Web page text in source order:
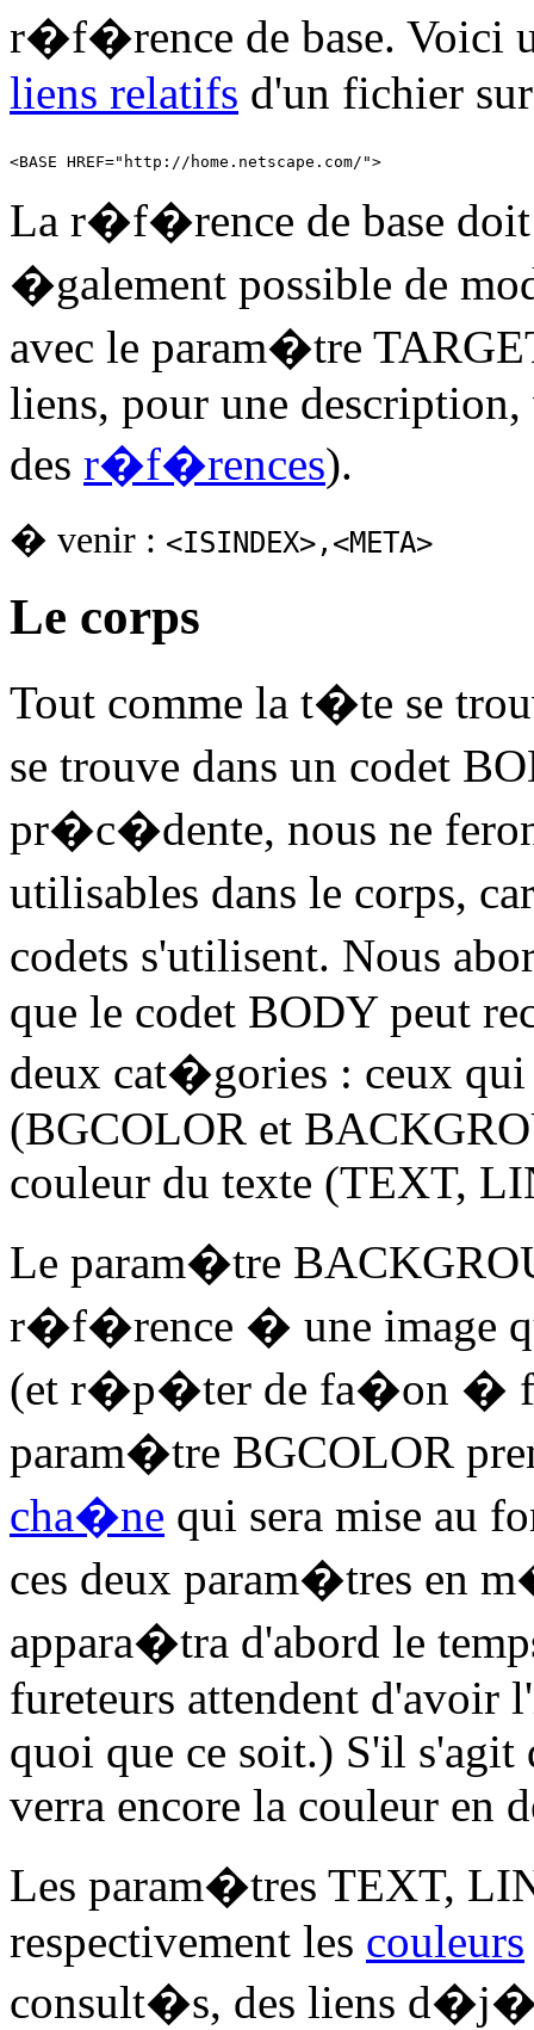
r�f�rence de base. Voici
liens relatifs d'un fichier
La r�f�rence de base
�galement possible de
avec le param�tre
liens, pour une
des r�f�rences).
� venir : <ISINDEX>,<META>
Le corps
Tout comme la t�te se
se trouve dans un codet
pr�c�dente, nous ne
utilisables dans le corps,
codets s'utilisent. Nous
que le codet BODY peut
deux cat�gories : ceux
(BGCOLOR et
couleur du texte (TEXT,
Le param�tre
r�f�rence � une image
(et r�p�ter de fa�on �
param�tre BGCOLOR
cha�ne qui sera mise au
ces deux param�tres en
appara�tra d'abord le
fureteurs attendent d'avoir
quoi que ce soit.) S'il s'agit
verra encore la couleur en
Les param�tres TEXT,
respectivement les couleurs
consult�s, des liens